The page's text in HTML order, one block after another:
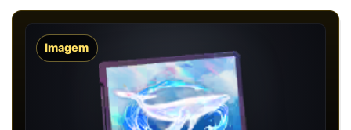
Imagem